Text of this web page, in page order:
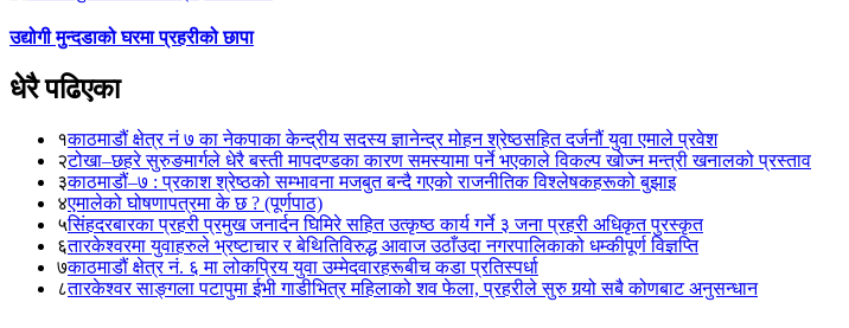
उद्योगी मुन्दडाको घरमा प्रहरीको छापा
धेरै पढिएका
१काठमाडौं क्षेत्र नं ७ का नेकपाका केन्द्रीय सदस्य ज्ञानेन्द्र मोहन श्रेष्ठसहित दर्जनौं युवा एमाले प्रवेश
२टोखा–छहरे सुरुङमार्गले धेरै बस्ती मापदण्डका कारण समस्यामा पर्ने भएकाले विकल्प खोज्न मन्त्री खनालको प्रस्ताव
३काठमाडौं–७ : प्रकाश श्रेष्ठको सम्भावना मजबुत बन्दै गएको राजनीतिक विश्लेषकहरूको बुझाइ
४एमालेको घोषणापत्रमा के छ ? (पूर्णपाठ)
५सिंहदरबारका प्रहरी प्रमुख जनार्दन घिमिरे सहित उत्कृष्ठ कार्य गर्ने ३ जना प्रहरी अधिकृत पुरस्कृत
६तारकेश्वरमा युवाहरुले भ्रष्टाचार र बेथितिविरुद्ध आवाज उठाँउदा नगरपालिकाको धम्कीपूर्ण विज्ञप्ति
७काठमाडौं क्षेत्र नं. ६ मा लोकप्रिय युवा उम्मेदवारहरूबीच कडा प्रतिस्पर्धा
८तारकेश्वर साङ्गला पटापुमा ईभी गाडीभित्र महिलाको शव फेला, प्रहरीले सुरु गर्‍यो सबै कोणबाट अनुसन्धान